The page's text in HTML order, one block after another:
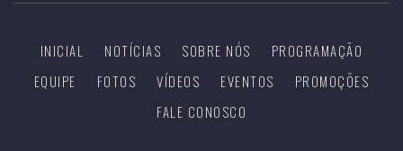
INICIAL NOTÍCIAS SOBRE NÓS
PROGRAMAÇÃO
EQUIPE
FOTOS VÍDEOS EVENTOS
PROMOÇÕES
FALE CONOSCO